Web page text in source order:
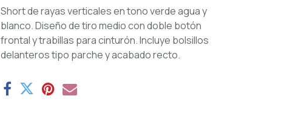
Short de rayas verticales en tono verde agua y
blanco. Diseño de tiro medio con doble botón
frontal y trabillas para cinturón. Incluye bolsillos
delanteros tipo parche y acabado recto.